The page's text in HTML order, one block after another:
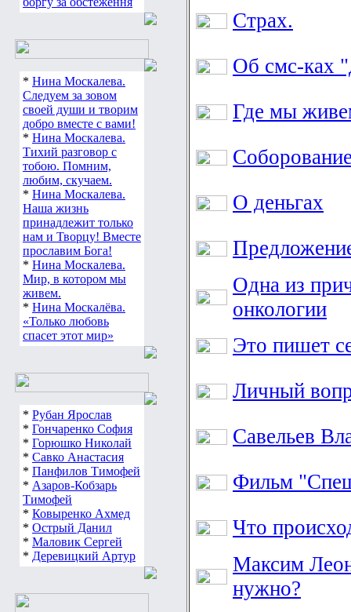
* Нина Москалева.
Следуем за зовом
своей души и творим
добро вместе с вами!
* Нина Москалева.
Тихий разговор с
тобою. Помним,
любим, скучаем.
* Нина Москалева.
Наша жизнь
принадлежит только
нам и Творцу! Вместе
прославим Бога!
* Нина Москалева.
Мир, в котором мы
живем.
* Нина Москалёва.
«Только любовь
спасет этот мир»
* Рубан Ярослав
* Гончаренко София
* Горюшко Николай
* Савко Анастасия
* Панфилов Тимофей
* Азаров-Кобзарь
Тимофей
* Ковыренко Ахмед
* Острый Данил
* Маловик Сергей
* Деревицкий Артур
Страх.
Об смс-ках
Где мы
О деньгах
Одна из
онкологии
Это пишет
Личный
Савельев
Фильм
Что
Максим
нужно?